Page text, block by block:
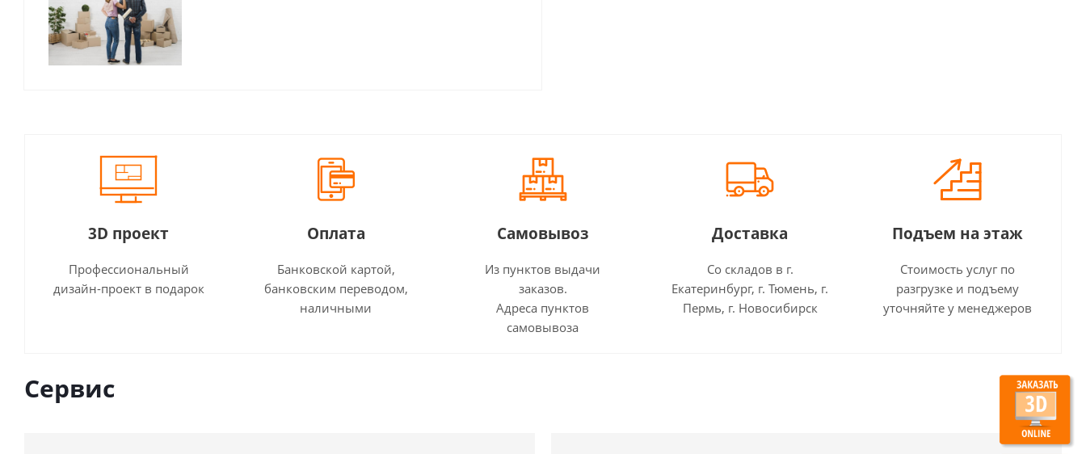
3D проект
Профессиональный
дизайн-проект в подарок
Оплата
Банковской картой,
банковским переводом,
наличными
Самовывоз
Из пунктов выдачи
заказов.
Адреса пунктов
самовывоза
Доставка
Со складов в г.
Екатеринбург, г. Тюмень, г.
Пермь, г. Новосибирск
Подъем на этаж
Стоимость услуг по
разгрузке и подъему
уточняйте у менеджеров
Сервис